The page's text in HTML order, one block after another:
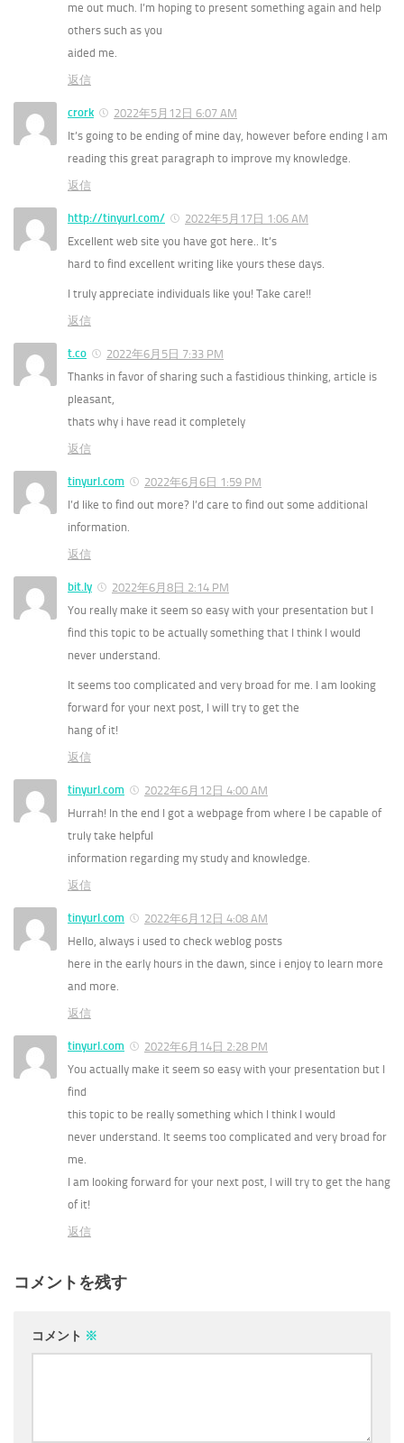
me out much. I’m hoping to present something again and help
others such as you
aided me.
返信
crork
2022年5月12日 6:07 AM
It’s going to be ending of mine day, however before ending I am
reading this great paragraph to improve my knowledge.
返信
http://tinyurl.com/
2022年5月17日 1:06 AM
Excellent web site you have got here.. It’s
hard to find excellent writing like yours these days.
I truly appreciate individuals like you! Take care!!
返信
t.co
2022年6月5日 7:33 PM
Thanks in favor of sharing such a fastidious thinking, article is
pleasant,
thats why i have read it completely
返信
tinyurl.com
2022年6月6日 1:59 PM
I’d like to find out more? I’d care to find out some additional
information.
返信
bit.ly
2022年6月8日 2:14 PM
You really make it seem so easy with your presentation but I
find this topic to be actually something that I think I would
never understand.
It seems too complicated and very broad for me. I am looking
forward for your next post, I will try to get the
hang of it!
返信
tinyurl.com
2022年6月12日 4:00 AM
Hurrah! In the end I got a webpage from where I be capable of
truly take helpful
information regarding my study and knowledge.
返信
tinyurl.com
2022年6月12日 4:08 AM
Hello, always i used to check weblog posts
here in the early hours in the dawn, since i enjoy to learn more
and more.
返信
tinyurl.com
2022年6月14日 2:28 PM
You actually make it seem so easy with your presentation but I
find
this topic to be really something which I think I would
never understand. It seems too complicated and very broad for
me.
I am looking forward for your next post, I will try to get the hang
of it!
返信
コメントを残す
コメント ※